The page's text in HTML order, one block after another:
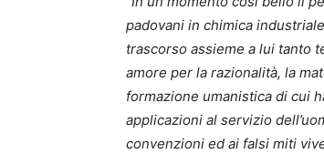
padovani in chimica
trascorso assieme a lui tanto
amore per la razionalità, la
formazione umanistica di cui
applicazioni al servizio
convenzioni ed ai falsi miti